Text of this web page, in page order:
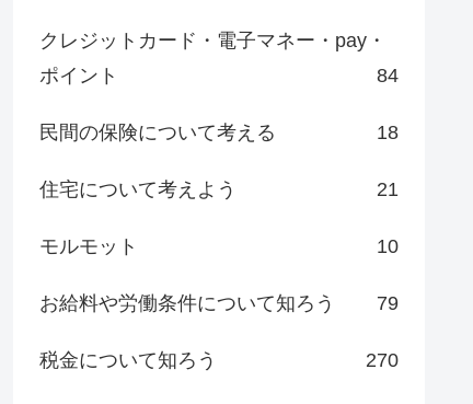
クレジットカード・電子マネー・pay・
ポイント
84
民間の保険について考える 18
住宅について考えよう 21
モルモット 10
お給料や労働条件について知ろう 79
税金について知ろう 270